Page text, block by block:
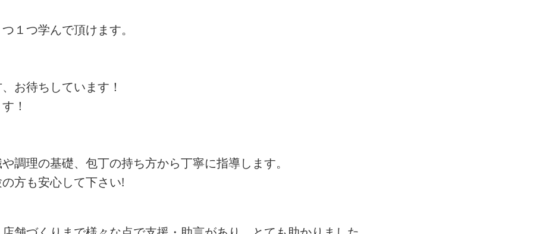
１つ学んで頂けます。
お待ちしています！
！
調理の基礎、包丁の持ち方から丁寧に指導します。
方も安心して下さい!